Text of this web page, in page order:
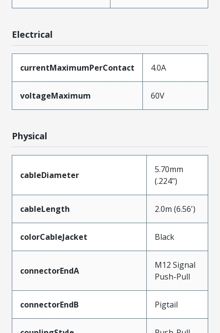
Electrical
currentMaximumPerContact 4.0A
voltageMaximum 60V
Physical
cableDiameter
5.70mm
(.224")
cableLength 2.0m (6.56')
colorCableJacket Black
connectorEndA
M12 Signal
Push-Pull
connectorEndB Pigtail